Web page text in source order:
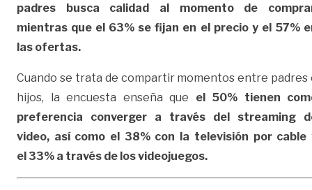
padres busca calidad al momento de
mientras que el 63% se fijan en el precio y el 57%
las ofertas.
Cuando se trata de compartir momentos entre padres
hijos, la encuesta enseña que el 50% tienen
preferencia converger a través del streaming
video, así como el 38% con la televisión por cable
el 33% a través de los videojuegos.